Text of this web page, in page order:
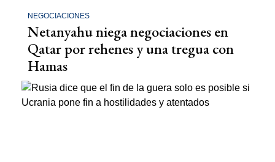
NEGOCIACIONES
Netanyahu niega negociaciones en
Qatar por rehenes y una tregua con
Hamas